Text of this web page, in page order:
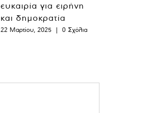
ευκαιρία για ειρήνη
και δημοκρατία
22 Μαρτίου, 2025 | 0 Σχόλια